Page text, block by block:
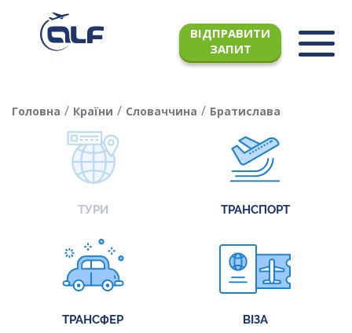
ВІДПРАВИТИ
ЗАПИТ
Головна / Країни / Словаччина / Братислава
ТУРИ ТРАНСПОРТ
ТРАНСФЕР ВІЗА